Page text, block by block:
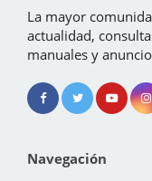
La mayor
actualidad,
manuales y
Navegación